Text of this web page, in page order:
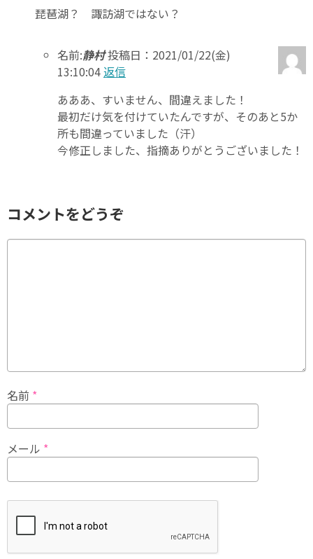
琵琶湖？ 諏訪湖ではない？
名前:静村投稿日：2021/01/22(金)
13:10:04返信
あああ、すいません、間違えました！
最初だけ気を付けていたんですが、そのあと5か
所も間違っていました（汗）
今修正しました、指摘ありがとうございました！
コメントをどうぞ
名前 *
メール *